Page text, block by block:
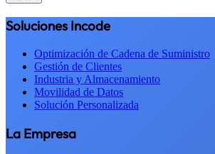
Soluciones Incode
Optimización de Cadena de Suministro
Gestión de Clientes
Industria y Almacenamiento
Movilidad de Datos
Solución Personalizada
La Empresa